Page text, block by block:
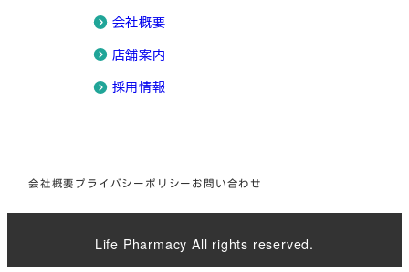
会社概要
店舗案内
採用情報
会社概要 プライバシーポリシー お問い合わせ
Life Pharmacy All rights reserved.